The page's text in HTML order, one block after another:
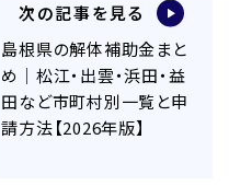
次の記事を見る
島根県の解体補助金まと
め｜松江・出雲・浜田・益
田など市町村別一覧と申
請方法【2026年版】